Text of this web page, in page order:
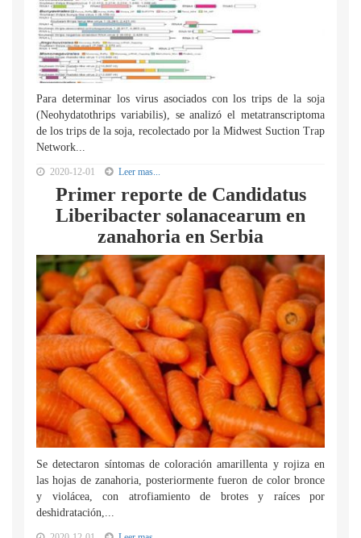
Para determinar los virus asociados con los trips de la soja
(Neohydatothrips variabilis), se analizó el metatranscriptoma
de los trips de la soja, recolectado por la Midwest Suction Trap
Network...
2020-12-01 Leer mas...
Primer reporte de Candidatus
Liberibacter solanacearum en
zanahoria en Serbia
Se detectaron síntomas de coloración amarillenta y rojiza en
las hojas de zanahoria, posteriormente fueron de color bronce
y violácea, con atrofiamiento de brotes y raíces por
deshidratación,...